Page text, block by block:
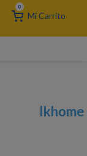
0
Ikhome